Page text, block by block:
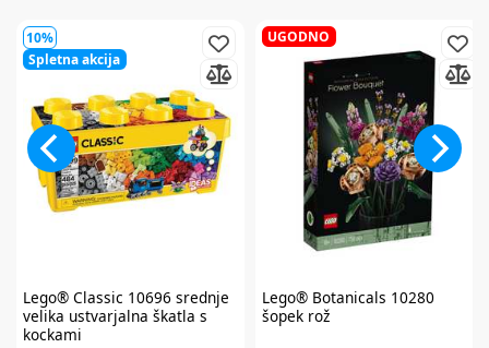
10%
Spletna akcija
Lego® Classic 10696 srednje
velika ustvarjalna škatla s
kockami
UGODNO
Lego® Botanicals 10280
šopek rož